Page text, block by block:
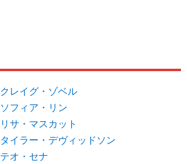
クレイグ・ゾベル
ソフィア・リン
リサ・マスカット
タイラー・デヴィッドソン
テオ・セナ